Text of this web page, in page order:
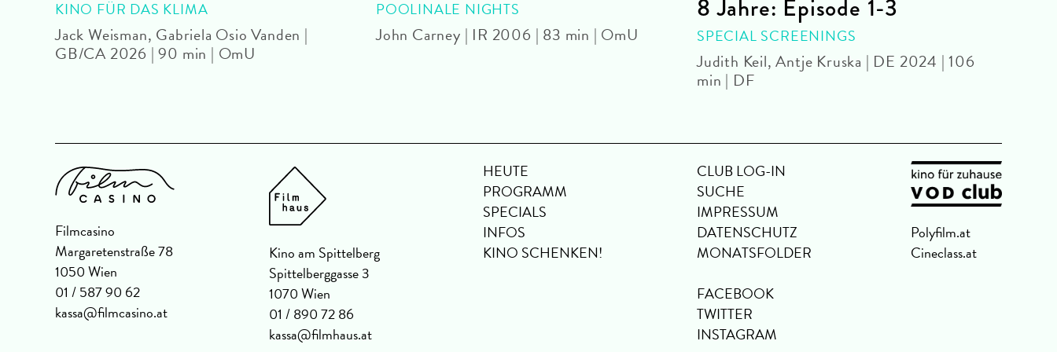
KINO FÜR DAS KLIMA
Jack Weisman, Gabriela Osio Vanden |
GB/CA 2026 | 90 min | OmU
POOLINALE NIGHTS
John Carney | IR 2006 | 83 min | OmU
8 Jahre: Episode 1-3
SPECIAL SCREENINGS
Judith Keil, Antje Kruska | DE 2024 | 106
min | DF
Filmcasino
Margaretenstraße 78
1050 Wien
01 / 587 90 62
kassa@filmcasino.at
Kino am Spittelberg
Spittelberggasse 3
1070 Wien
01 / 890 72 86
kassa@filmhaus.at
HEUTE
PROGRAMM
SPECIALS
INFOS
KINO SCHENKEN!
CLUB LOG-IN
SUCHE
IMPRESSUM
DATENSCHUTZ
MONATSFOLDER
FACEBOOK
TWITTER
INSTAGRAM
Polyfilm.at
Cineclass.at